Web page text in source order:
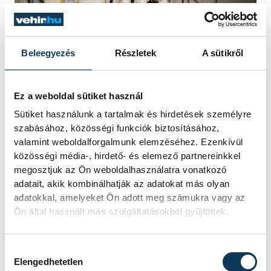
Beleegyezés Részletek A sütikről
Ez a weboldal sütiket használ
Sütiket használunk a tartalmak és hirdetések személyre
szabásához, közösségi funkciók biztosításához,
valamint weboldalforgalmunk elemzéséhez. Ezenkívül
közösségi média-, hirdető- és elemező partnereinkkel
megosztjuk az Ön weboldalhasználatra vonatkozó
adatait, akik kombinálhatják az adatokat más olyan
adatokkal, amelyeket Ön adott meg számukra vagy az
Ön által használt más szolgáltatásokból gyűjtöttek.
Elengedhetetlen
Dr. Udvardy György érsek úr
Porga Gyula köszönetet mondott
mindazoknak, akik hozzájárultak a
grandiózus felújításhoz: az építkezést
megtervező és megvalósító egyháznak,
valamint a támogatást biztosító államnak.